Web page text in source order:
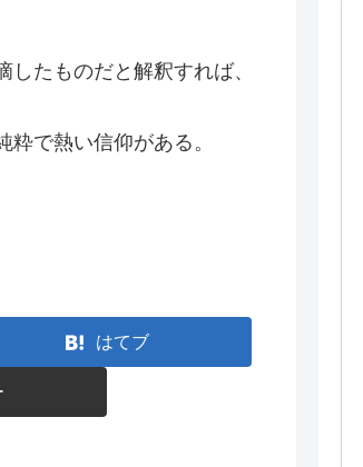
たものだと解釈すれば、
で熱い信仰がある。
はてブ